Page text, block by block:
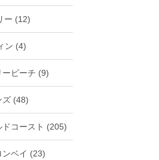
ー (12)
ン (4)
ビーチ (9)
ズ (48)
コースト (205)
ベイ (23)